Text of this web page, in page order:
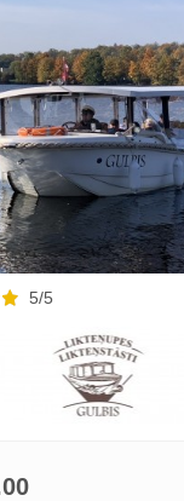
5/5